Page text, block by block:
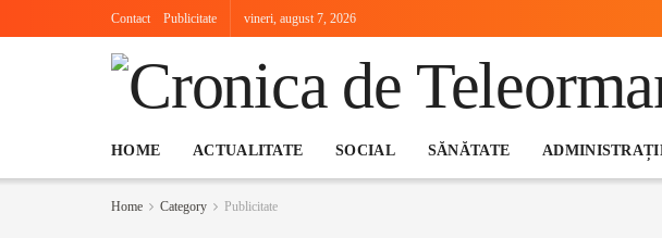
Contact Publicitate vineri, august 7, 2026
HOME ACTUALITATE SOCIAL SĂNĂTATE
Home Category Publicitate